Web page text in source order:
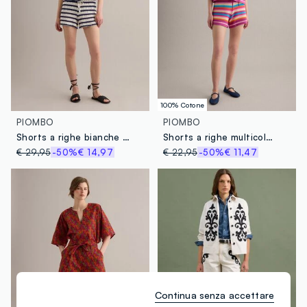
PIOMBO
Shorts a righe bianche e blu in crochet di cotone elasticizzato regular fit
€ 29,95-50%€ 14,97
100% Cotone
PIOMBO
Shorts a righe multicolor in puro cotone con lavorazione crochet
€ 22,95 -50%€ 11,47
Continua senza accettare